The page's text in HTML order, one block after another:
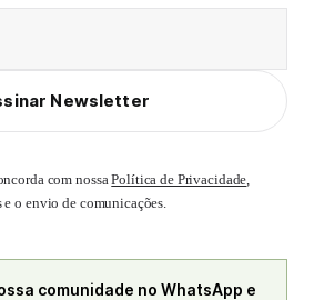
Newsletter
com nossaPolítica de Privacidade,
o envio de comunicações.
comunidade no WhatsApp e